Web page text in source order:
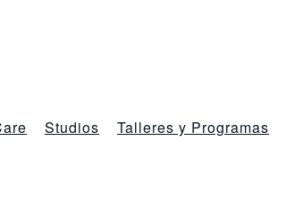
Studios Talleres y Programas